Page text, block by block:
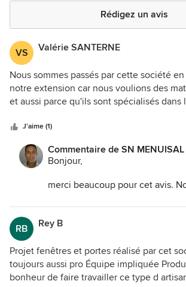
Rédigez un avis
VS Valérie SANTERNE
Nous sommes passés par cette société
notre extension car nous voulions des
et aussi parce qu'ils sont spécialisés dans
savent pas faire). Nous sommes très
du rendu final. Délais respectés et devis
type de prestations.
J'aime (1)
Commentaire de SN MENUISAL
Bonjour,
merci beaucoup pour cet avis.
RB Rey B
Projet fenêtres et portes réalisé par cet
toujours aussi pro Équipe impliquée
bonheur de faire travailler ce type d